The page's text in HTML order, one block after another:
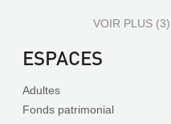
VOIR PLUS (3)
ESPACES
Adultes
Fonds patrimonial